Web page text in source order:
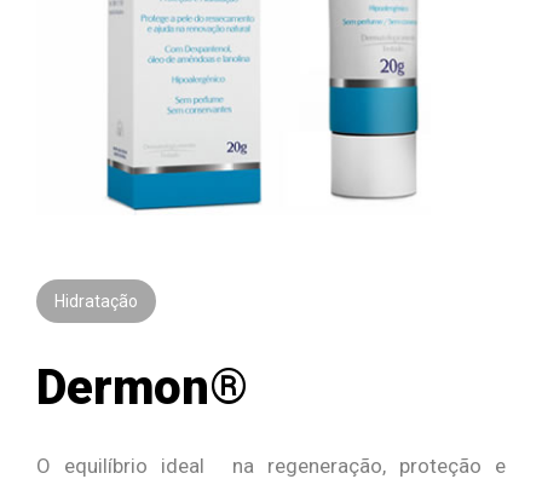
Hidratação
Dermon®
O equilíbrio ideal na regeneração, proteção e